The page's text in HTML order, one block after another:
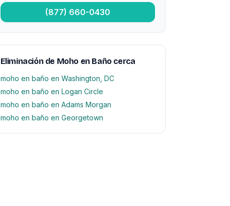
(877) 660-0430
Eliminación de Moho en Baño cerca
moho en baño en Washington, DC
moho en baño en Logan Circle
moho en baño en Adams Morgan
moho en baño en Georgetown